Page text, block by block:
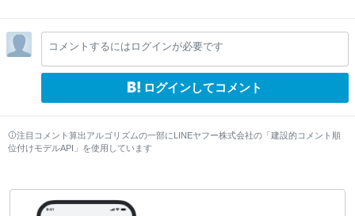
コメントするにはログインが必要です
ログインしてコメント
注目コメント算出アルゴリズムの一部にLINEヤフー株式会社の「建設的コメント順
位付けモデルAPI」を使用しています